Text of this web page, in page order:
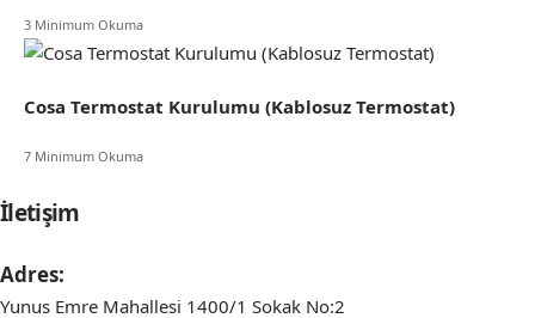
3 Minimum Okuma
Cosa Termostat Kurulumu (Kablosuz Termostat)
7 Minimum Okuma
İletişim
Adres:
Yunus Emre Mahallesi 1400/1 Sokak No:2